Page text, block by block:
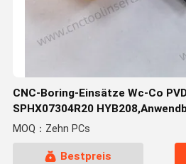
CNC-Boring-Einsätze Wc-Co
SPHX07304R20
bearbeitenden Materialien mit
MOQ：Zehn PCs
Bestpreis